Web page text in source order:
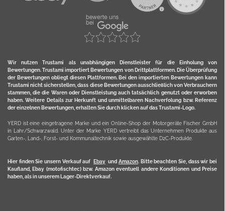
Wir nutzen Trustami als unabhängigen Dienstleister für die Einholung von
Bewertungen. Trustami importiert Bewertungen von Drittplattformen. Die Überprüfung
der Bewertungen obliegt diesen Plattformen. Bei den importierten Bewertungen kann
Trustami nicht sicherstellen, dass diese Bewertungen ausschließlich von Verbrauchern
stammen, die die Waren oder Dienstleistung auch tatsächlich genutzt oder erworben
haben. Weitere Details zur Herkunft und unmittelbaren Nachverfolung bzw. Referenz
der einzelnen Bewertungen, erhalten Sie durch klicken auf das Trustami-Logo.
YERD ist eine eingetragene Marke und ein Online-Shop der Motorgeräte Fischer GmbH
in Lahr/Schwarzwald. Unter der Marke YERD vertreibt das Unternehmen Produkte aus
Garten-, Land-, Forst- und Kommunaltechnik sowie ausgewählte D2C-Produkte.
Hier finden Sie unsern Verkauf auf Ebayund Amazon. Bitte beachten Sie, dass wir bei
Kaufland, Ebay (motofischtec) bzw. Amazon eventuell andere Konditionen und Preise
haben, als in unserem Lager-Direktverkauf.